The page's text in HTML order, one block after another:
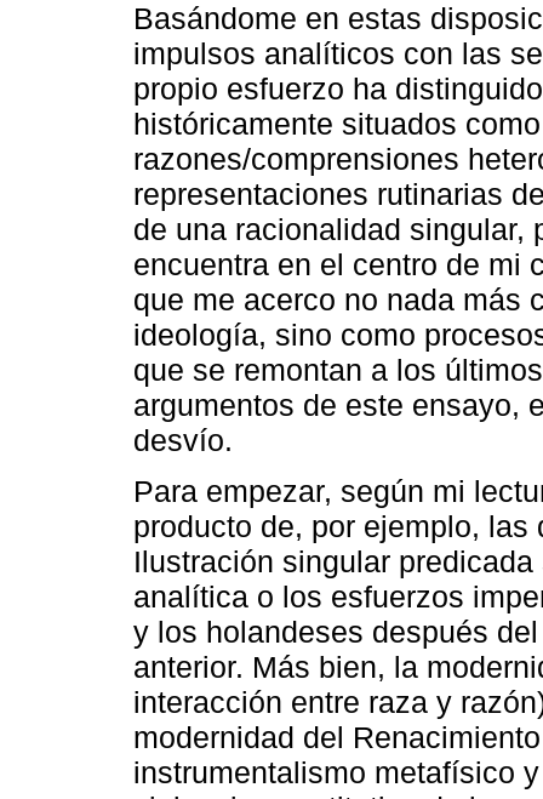
Basándome en estas
impulsos analíticos con las
propio esfuerzo ha
históricamente situados
razones/comprensiones
representaciones rutinarias
de una racionalidad singular,
encuentra en el centro de mi
que me acerco no nada más
ideología, sino como
que se remontan a los
argumentos de este ensayo,
desvío.
Para empezar, según mi
producto de, por ejemplo,
Ilustración singular
analítica o los esfuerzos
y los holandeses después
anterior. Más bien, la
interacción entre raza y
modernidad del
instrumentalismo metafísico